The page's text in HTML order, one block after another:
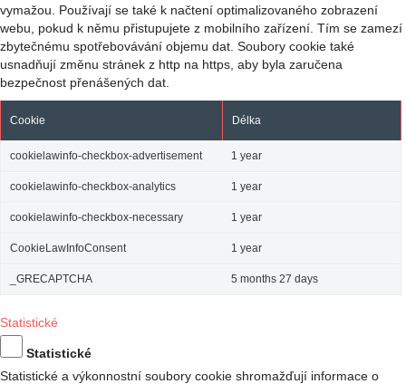
vymažou. Používají se také k načtení optimalizovaného zobrazení
webu, pokud k němu přistupujete z mobilního zařízení. Tím se zamezí
zbytečnému spotřebovávání objemu dat. Soubory cookie také
usnadňují změnu stránek z http na https, aby byla zaručena
bezpečnost přenášených dat.
Cookie Délka
cookielawinfo-checkbox-advertisement 1 year
cookielawinfo-checkbox-analytics 1 year
cookielawinfo-checkbox-necessary 1 year
CookieLawInfoConsent 1 year
_GRECAPTCHA 5 months 27 days
Statistické
Statistické
Statistické a výkonnostní soubory cookie shromažďují informace o